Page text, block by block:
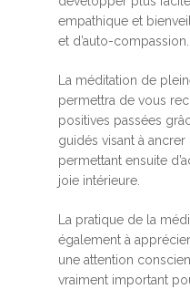
empathique et
et d’auto-compassion.
La méditation de
permettra de vous
positives passées
guidés visant à
permettant ensuite
joie intérieure.
La pratique de la
également à
une attention
vraiment important